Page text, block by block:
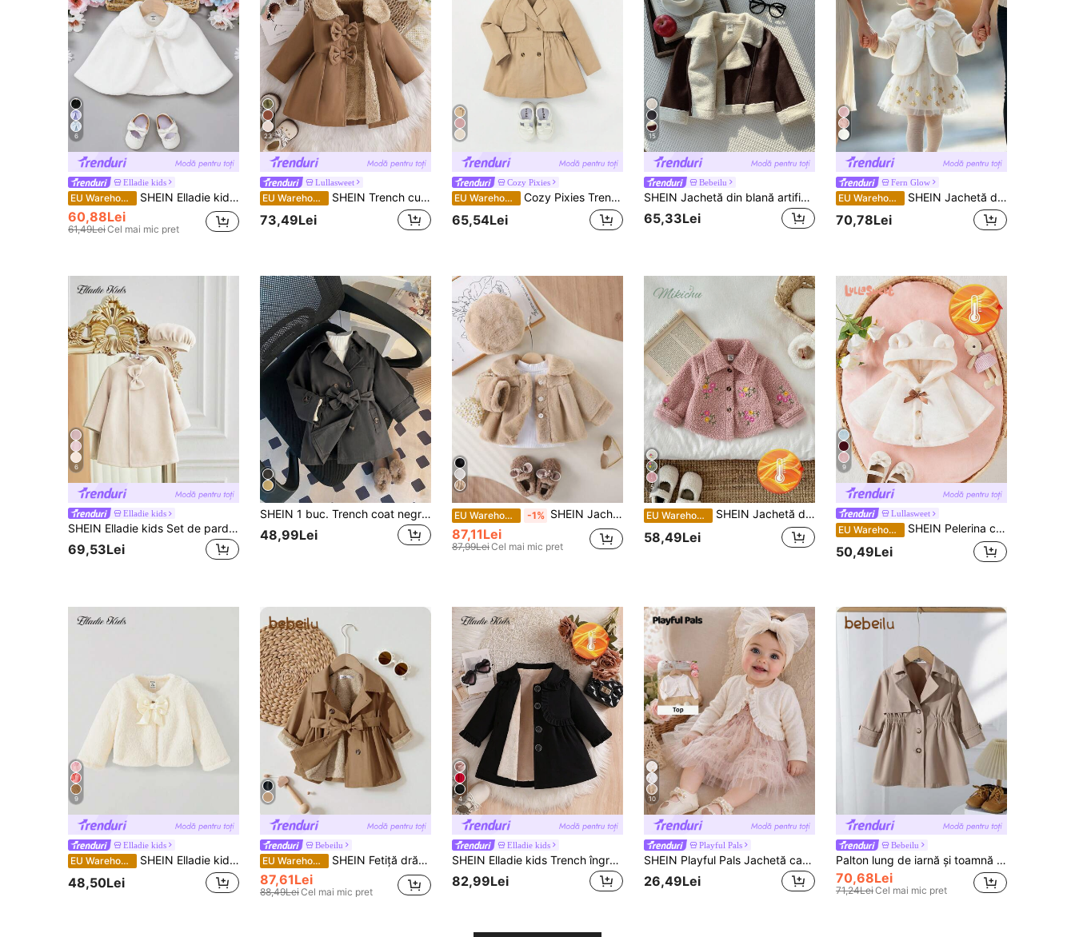
6
Elladie kids
EU Warehouse SHEIN Elladie kids Jachetă casual albă pufoasă, căptușită termic, pentru bebeluși, elegantă și adorabilă, pentru purtare zilnică, toamnă/iarnă
60,88Lei
61,49LeiCel mai mic pret
23
Lullasweet
EU Warehouse SHEIN Trench cu guler din blană artificială și fundă pentru bebeluși, toamnă/iarnă
73,49Lei
Cozy Pixies
EU Warehouse Cozy Pixies Trench pentru fetițe, cu guler răsturnat, cu mâneci raglan, de culoare uni, cu design strâns în talie
65,54Lei
15
Bebeilu
SHEIN Jachetă din blană artificială, căptușită termic, cu blocare de culoare, drăguță și versatilă, pentru bebeluși, toamnă/iarnă, pentru fetițe
65,33Lei
Fern Glow
EU Warehouse SHEIN Jachetă de iarnă adorabilă din blană sintetică pentru fetiță, șal alb pluș, elegant, crem, pentru toamnă, cald, minimalist, tip capă, pentru domnișoară de onoare, petreceri și fotografie
70,78Lei
6
Elladie kids
SHEIN Elladie kids Set de pardesiu și pălărie cu fundă minimalistă elegant pentru fetițe, toamnă/iarnă
69,53Lei
SHEIN 1 buc. Trench coat negru pentru bebeluș băiat/fată, lungime medie, cu mânecă lungă și guler, cu centură, stil minimalist street, potrivit pentru toamnă, ținută de birou, jachetă la modă în stil universitar
48,99Lei
EU Warehouse -1% SHEIN Jachetă elegantă și drăguță din fleece subțire pentru bebeluși, cu beretă, set de toamnă
87,11Lei
87,99LeiCel mai mic pret
5
EU Warehouse SHEIN Jachetă din fleece gros, cu guler brodat și mânecă lungă, pentru bebeluși, toamnă/iarnă
58,49Lei
9
Lullasweet
EU Warehouse SHEIN Pelerina cu glugă cu blană pentru fetițe 2-24 M, groasă și confortabilă pentru toamna iarnă
50,49Lei
9
Elladie kids
EU Warehouse SHEIN Elladie kids Jachetă caldă cu decorare cu fundă fuzzy pentru fetiță, versatilă pentru ieșiri și ținute de zi cu zi, toamnă/iarnă
48,50Lei
Bebeilu
EU Warehouse SHEIN Fetiță drăguță, minimalistă, maro, căptușită termic, cu guler cu rever, toamnă/iarnă
87,61Lei
88,49LeiCel mai mic pret
4
Elladie kids
SHEIN Elladie kids Trench îngroșat cu căptușeală termică și guler cu volane pentru bebeluși, potrivit pentru exterior, toamnă/iarnă
82,99Lei
10
Playful Pals
SHEIN Playful Pals Jachetă casual versatilă și confortabilă pentru fetiță, din material texturat, primăvară/vară
26,49Lei
Bebeilu
Palton lung de iarnă și toamnă pentru fetiță, culoare uni, casual, simplu și la modă
70,68Lei
71,24LeiCel mai mic pret